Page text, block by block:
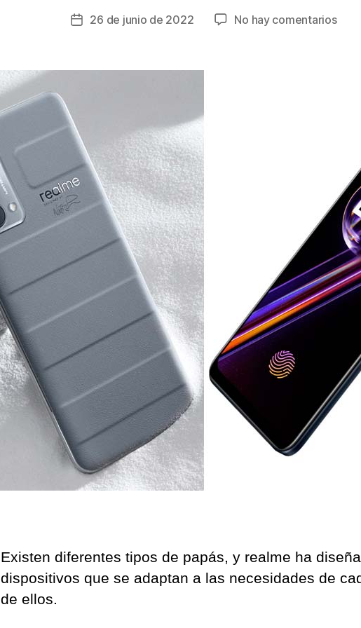
Fecha
entrada
26 de junio de 2022 No hay comentariosen
Existen diferentes tipos de papás, y realme ha
dispositivos que se adaptan a las necesidades de
de ellos.